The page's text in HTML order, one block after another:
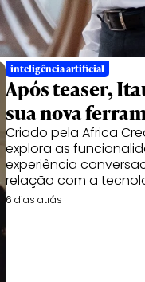
inteligência artificial
Após teaser,
sua nova
Criado pela Africa
explora as
experiência
relação com a
6 dias atrás